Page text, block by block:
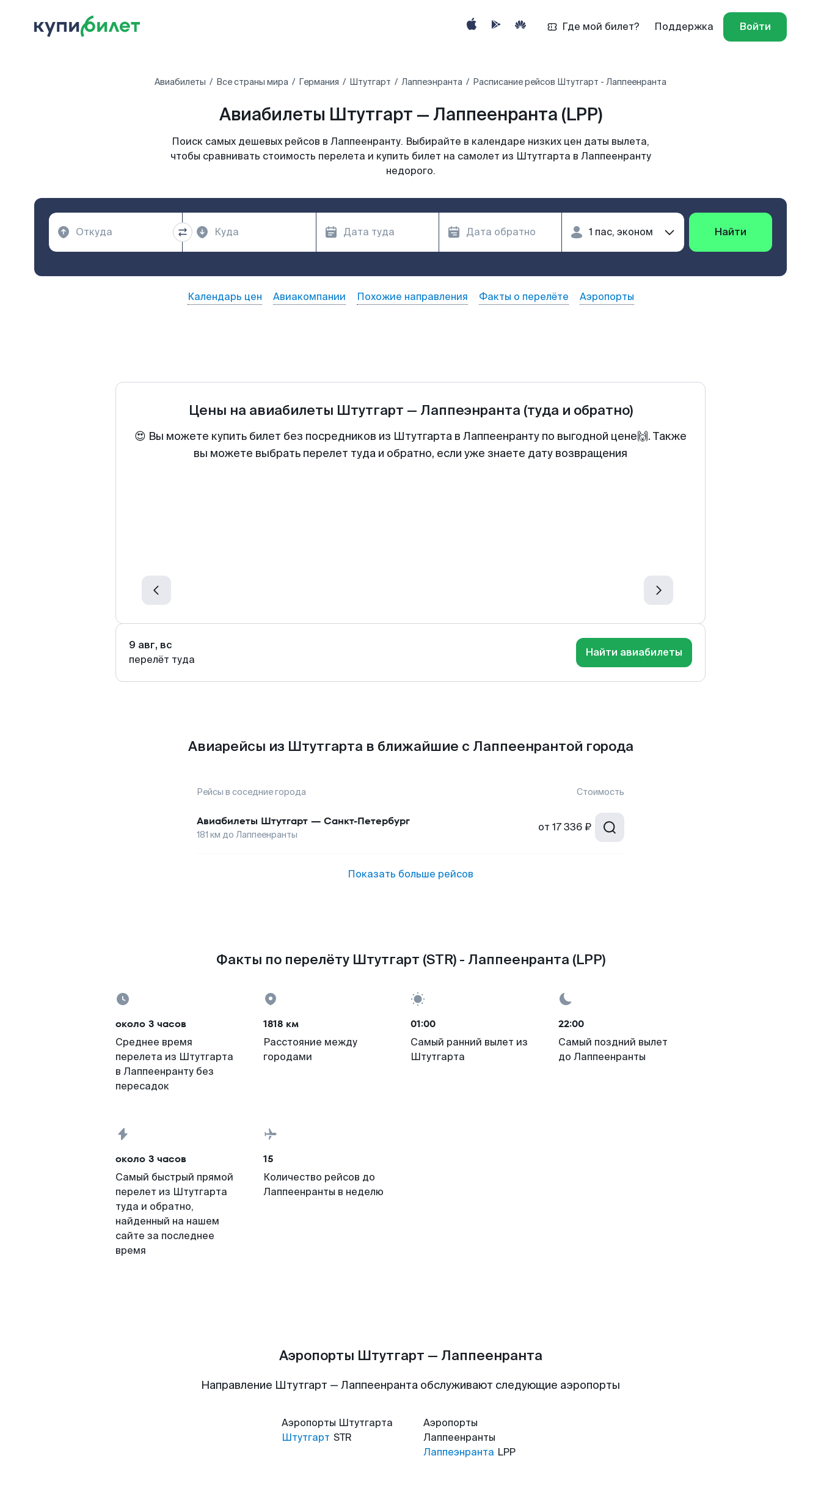
Где мой билет? Поддержка Войти
Авиабилеты Все страны мира Германия Штутгарт Лаппеэнранта Расписание рейсов Штутгарт - Лаппеенранта
Авиабилеты Штутгарт — Лаппеенранта (LPP)
Поиск самых дешевых рейсов в Лаппеенранту. Выбирайте в календаре низких цен даты вылета,
чтобы сравнивать стоимость перелета и купить билет на самолет из Штутгарта в Лаппеенранту
недорого.
Найти
Календарь цен Авиакомпании Похожие направления Факты о перелёте Аэропорты
Цены на авиабилеты Штутгарт — Лаппеэнранта (туда и обратно)
😍 Вы можете купить билет без посредников из Штутгарта в Лаппеенранту по выгодной цене🙌. Также
вы можете выбрать перелет туда и обратно, если уже знаете дату возвращения
9 авг, вс
перелёт туда
Найти авиабилеты
Авиарейсы из Штутгарта в ближайшие с Лаппеенрантой города
Рейсы в соседние города Стоимость
Авиабилеты Штутгарт — Санкт-Петербург
181 км до Лаппеенранты
от 17 336 ₽
Показать больше рейсов
Факты по перелёту Штутгарт (STR) - Лаппеенранта (LPP)
около 3 часов
Среднее время
перелета из Штутгарта
в Лаппеенранту без
пересадок
1818 км
Расстояние между
городами
01:00
Самый ранний вылет из
Штутгарта
22:00
Самый поздний вылет
до Лаппеенранты
около 3 часов
Самый быстрый прямой
перелет из Штутгарта
туда и обратно,
найденный на нашем
сайте за последнее
время
15
Количество рейсов до
Лаппеенранты в неделю
Аэропорты Штутгарт — Лаппеенранта
Направление Штутгарт — Лаппеенранта обслуживают следующие аэропорты
Аэропорты Штутгарта
Штутгарт STR
Аэропорты
Лаппеенранты
Лаппеэнранта LPP